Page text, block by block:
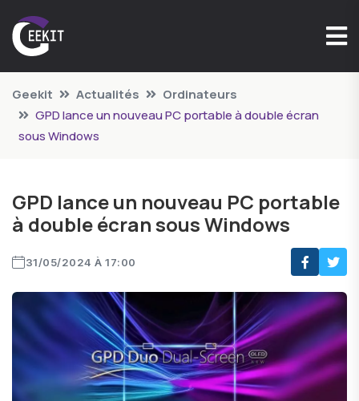
Geekit Actualités
Ordinateurs
GPD lance un nouveau PC portable à double écran
sous Windows
GPD lance un nouveau PC portable
à double écran sous Windows
31/05/2024 À 17:00